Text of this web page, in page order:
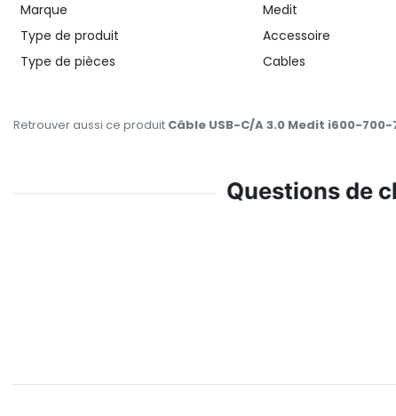
Marque
Medit
Type de produit
Accessoire
Type de pièces
Cables
Retrouver aussi ce produit Câble USB-C/A 3.0 Medit i600-700-
Questions de